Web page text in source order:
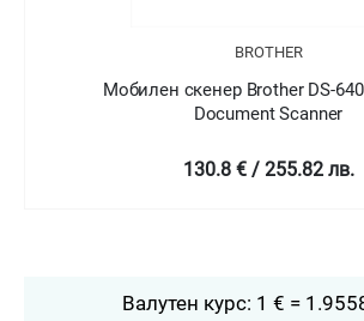
BROTHER
Мобилен скенер Brother DS-740D 2-
Document Scanner
178.8 € / 349.7 лв.
Валутен курс: 1 € =